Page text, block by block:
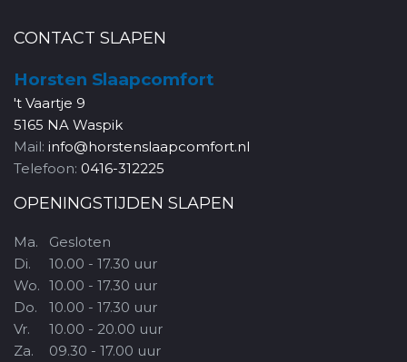
CONTACT SLAPEN
Horsten Slaapcomfort
't Vaartje 9
5165 NA Waspik
Mail: info@horstenslaapcomfort.nl
Telefoon: 0416-312225
OPENINGSTIJDEN SLAPEN
Ma.
Di.
Wo.
Do.
Vr.
Za.
Gesloten
10.00 - 17.30 uur
10.00 - 17.30 uur
10.00 - 17.30 uur
10.00 - 20.00 uur
09.30 - 17.00 uur